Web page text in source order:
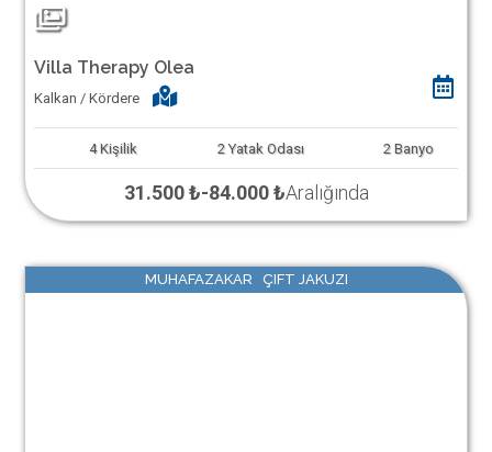
Villa Therapy Olea
Kalkan / Kördere
4 Kişilik 2 Yatak Odası 2 Banyo
31.500 ₺-84.000 ₺Aralığında
MUHAFAZAKAR ÇIFT JAKUZI